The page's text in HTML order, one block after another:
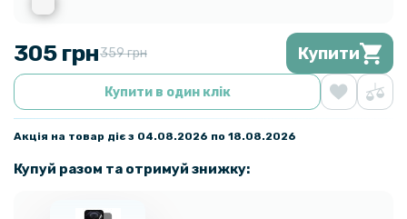
305 грн359 грн Купити
Купити в один клік
Акція на товар діє з 04.08.2026 по 18.08.2026
Купуй разом та отримуй знижку: